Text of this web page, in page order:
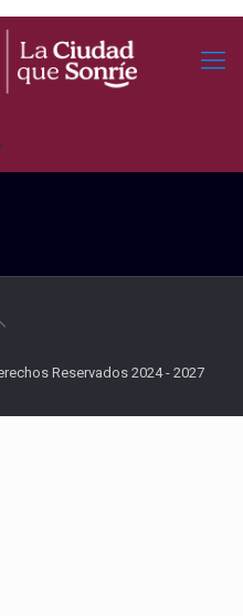
Reservados 2024 - 2027